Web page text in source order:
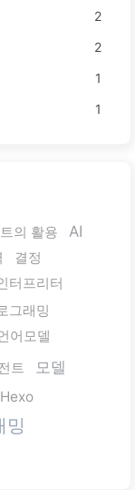
2
2
1
1
의 활용 AI
결정
터프리터
그래밍
어모델
트 모델
Hexo
밍